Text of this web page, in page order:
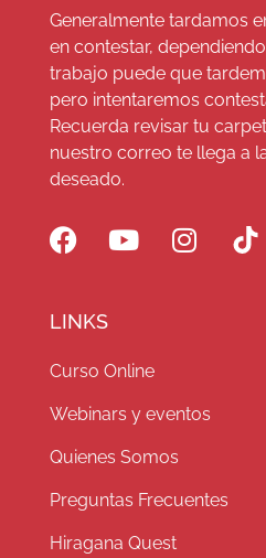
Generalmente tardamos
en contestar,
trabajo puede que
pero intentaremos
Recuerda revisar tu
nuestro correo te llega a
deseado.
LINKS
Curso Online
Webinars y eventos
Quienes Somos
Preguntas Frecuentes
Hiragana Quest